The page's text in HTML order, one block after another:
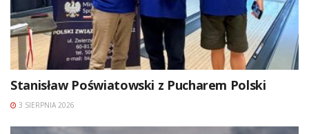
Stanisław Poświatowski z Pucharem Polski
3 SIERPNIA 2026